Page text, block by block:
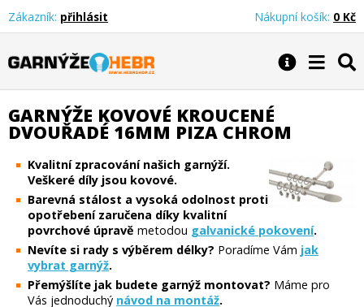
Garnýže Hebr
Zákazník: přihlásit Nákupní košík: 0 Kč
GARNÝŽE KOVOVÉ KROUCENÉ
DVOUŘADÉ 16MM PIZA CHROM
Kvalitní zpracování našich garnýží.
Veškeré díly jsou kovové.
Barevná stálost a vysoká odolnost proti
opotřebení zaručena díky kvalitní
povrchové úpravě metodou galvanické pokovení.
Nevíte si rady s výběrem délky? Poradíme Vám jak
vybrat garnýž.
Přemýšlíte jak budete garnýž montovat? Máme pro
Vás jednoduchý návod na montáž.